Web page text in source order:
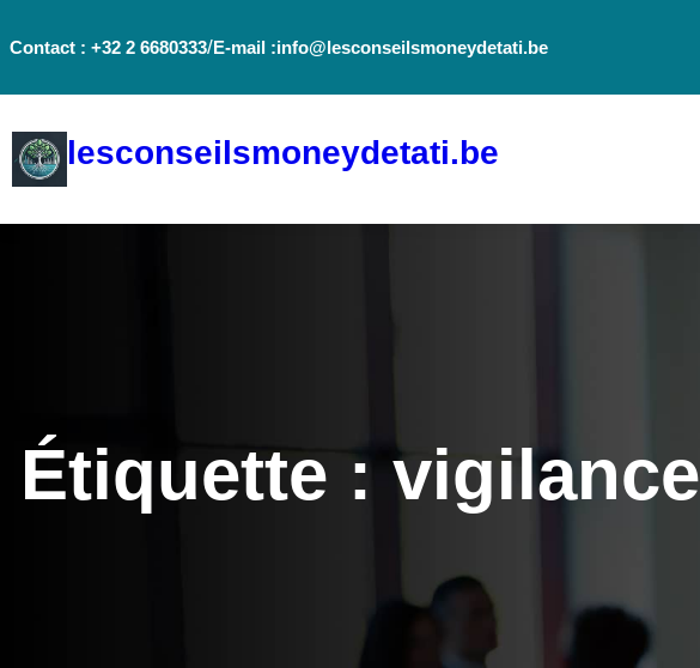
auContact : +32 2 6680333/E-mail :info@lesconseilsmoneydetati.be
lesconseilsmoneydetati.be
Étiquette : vigilance